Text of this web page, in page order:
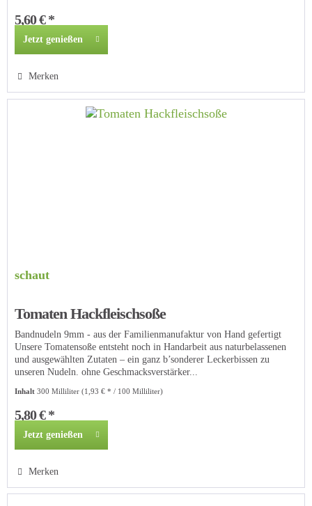
5,60 € *
Jetzt genießen
Merken
schaut
Tomaten Hackfleischsoße
Bandnudeln 9mm - aus der Familienmanufaktur von Hand gefertigt
Unsere Tomatensoße entsteht noch in Handarbeit aus naturbelassenen
und ausgewählten Zutaten – ein ganz b’sonderer Leckerbissen zu
unseren Nudeln. ohne Geschmacksverstärker...
Inhalt300 Milliliter(1,93 € * / 100 Milliliter)
5,80 € *
Jetzt genießen
Merken